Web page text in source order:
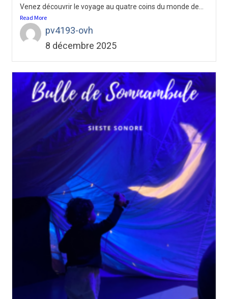
Venez découvrir le voyage au quatre coins du monde de...
Read More
pv4193-ovh
8 décembre 2025